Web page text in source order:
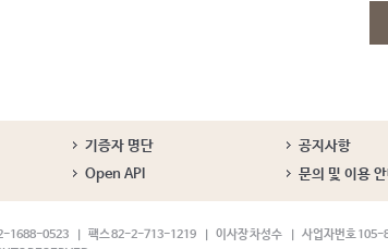
기증자 명단
공지사항
Open API 문의 및 이용 안
1688-0523 팩스 82-2-713-1219 이사장 차성수
사업자번호